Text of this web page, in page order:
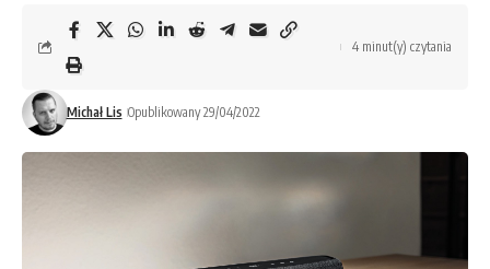
Michał Lis Opublikowany 29/04/2022
4 minut(y) czytania